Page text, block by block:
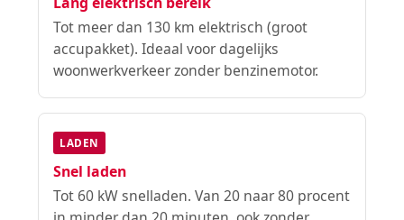
Tot meer dan 130 km elektrisch (groot
accupakket). Ideaal voor dagelijks
woonwerkverkeer zonder benzinemotor.
LADEN
Snel laden
Tot 60 kW snelladen. Van 20 naar 80 procent